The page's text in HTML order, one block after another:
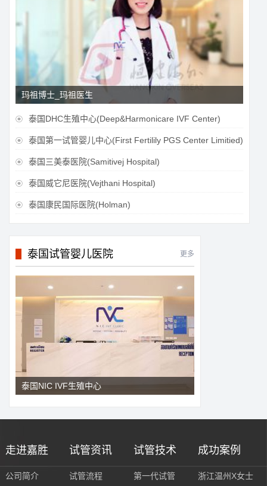
玛祖博士_玛祖医生
 泰国DHC生殖中心(Deep&Harmonicare IVF Center)
 泰国第一试管婴儿中心(First Fertilily PGS Center Limitied)
 泰国三美泰医院(Samitivej Hospital)
 泰国威它尼医院(Vejthani Hospital)
 泰国康民国际医院(Holman)
泰国试管婴儿医院 更多
泰国NIC IVF生殖中心
走进嘉胜
公司简介
试管资讯
试管流程
试管技术
第一代试管
成功案例
浙江温州X女士